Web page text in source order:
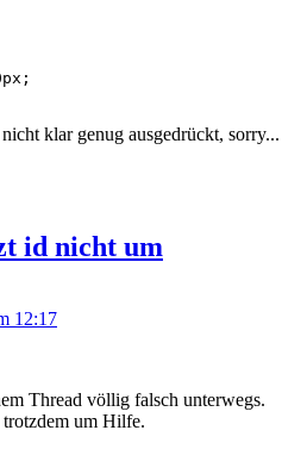
klar genug ausgedrückt, sorry...
id nicht um
12:17
Thread völlig falsch unterwegs.
um Hilfe.